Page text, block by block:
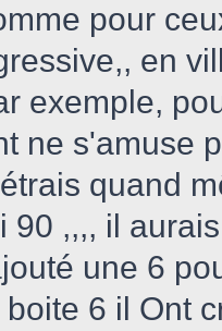
pour
en
exemple,
ne s'amuse
quand
90 ,,,, il
une 6
boite 6 il Ont